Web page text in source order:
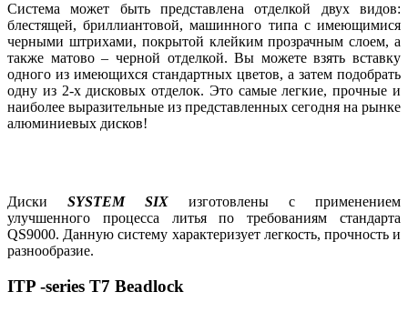
Система может быть представлена отделкой двух видов:
блестящей, бриллиантовой, машинного типа с имеющимися
черными штрихами, покрытой клейким прозрачным слоем, а
также матово – черной отделкой. Вы можете взять вставку
одного из имеющихся стандартных цветов, а затем подобрать
одну из 2-х дисковых отделок. Это самые легкие, прочные и
наиболее выразительные из представленных сегодня на рынке
алюминиевых дисков!
Диски SYSTEM SIX изготовлены с применением
улучшенного процесса литья по требованиям стандарта
QS9000. Данную систему характеризует легкость, прочность и
разнообразие.
ITP -series T7 Beadlock